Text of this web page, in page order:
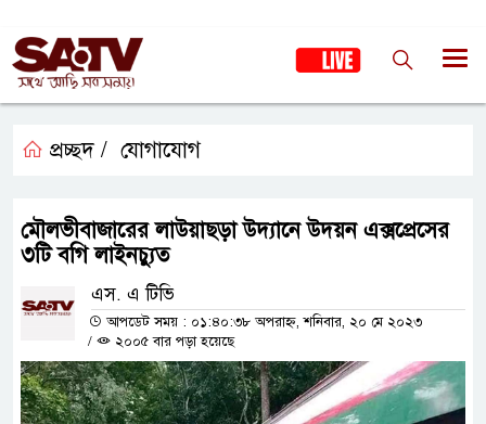
প্রচ্ছদ / যোগাযোগ
মৌলভীবাজারের লাউয়াছড়া উদ্যানে উদয়ন এক্সপ্রেসের
৩টি বগি লাইনচ্যুত
এস. এ টিভি
আপডেট সময় : ০১:৪০:৩৮ অপরাহ্ন, শনিবার, ২০ মে ২০২৩
/
২০০৫ বার পড়া হয়েছে